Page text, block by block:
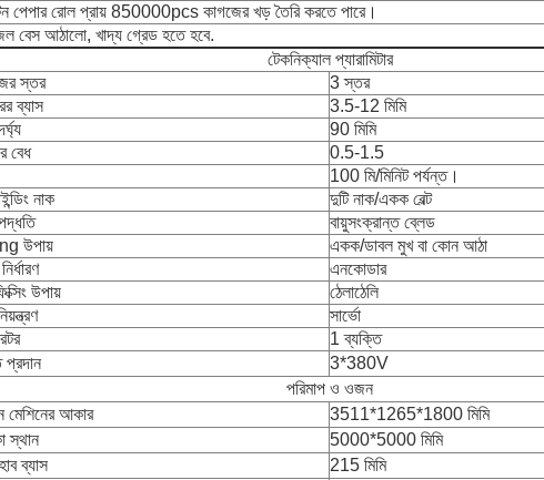
পেপার রোল প্রায় 850000pcs কাগজের খড় তৈরি করতে পারে।
বেস আঠালো, খাদ্য গ্রেড হতে হবে.
টেকনিক্যাল প্যারামিটার
স্তর
3 স্তর
ব্যাস
3.5-12 মিমি
90 মিমি
বেধ
0.5-1.5
100 মি/মিনিট পর্যন্ত।
নাক
দুটি নাক/একক বেল্ট
বায়ুসংক্রান্ত ব্লেড
উপায়
একক/ডাবল মুখ বা কোন আঠা
এনকোডার
উপায়
ঠেলাঠেলি
সার্ভো
1 ব্যক্তি
প্রদান
3*380V
পরিমাপ ও ওজন
মেশিনের আকার
3511*1265*1800 মিমি
স্থান
5000*5000 মিমি
ব্যাস
215 মিমি